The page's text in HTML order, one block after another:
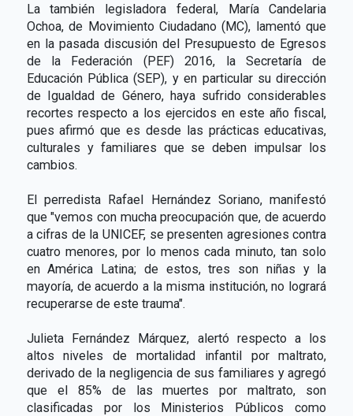
La también legisladora federal, María Candelaria
Ochoa, de Movimiento Ciudadano (MC), lamentó que
en la pasada discusión del Presupuesto de Egresos
de la Federación (PEF) 2016, la Secretaría de
Educación Pública (SEP), y en particular su dirección
de Igualdad de Género, haya sufrido considerables
recortes respecto a los ejercidos en este año fiscal,
pues afirmó que es desde las prácticas educativas,
culturales y familiares que se deben impulsar los
cambios.
El perredista Rafael Hernández Soriano, manifestó
que "vemos con mucha preocupación que, de acuerdo
a cifras de la UNICEF, se presenten agresiones contra
cuatro menores, por lo menos cada minuto, tan solo
en América Latina; de estos, tres son niñas y la
mayoría, de acuerdo a la misma institución, no logrará
recuperarse de este trauma".
Julieta Fernández Márquez, alertó respecto a los
altos niveles de mortalidad infantil por maltrato,
derivado de la negligencia de sus familiares y agregó
que el 85% de las muertes por maltrato, son
clasificadas por los Ministerios Públicos como